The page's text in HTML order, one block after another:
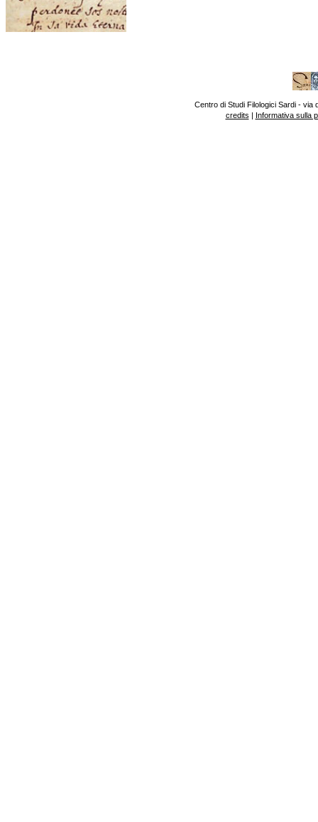
Centro di Studi Filologici Sardi - via
credits | Informativa sulla